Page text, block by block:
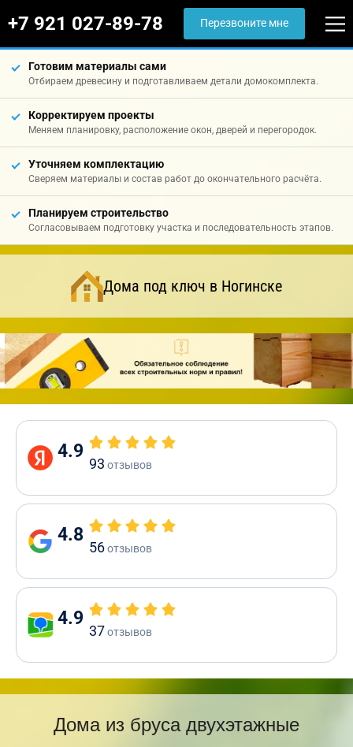
+7 921 027-89-78 Перезвоните мне
Готовим материалы сами
Отбираем древесину и подготавливаем детали домокомплекта.
Корректируем проекты
Меняем планировку, расположение окон, дверей и перегородок.
Уточняем комплектацию
Сверяем материалы и состав работ до окончательного расчёта.
Планируем строительство
Согласовываем подготовку участка и последовательность этапов.
Дома под ключ в Ногинске
4.9
93 отзывов
4.8
56отзывов
4.9
37отзывов
Дома из бруса двухэтажные